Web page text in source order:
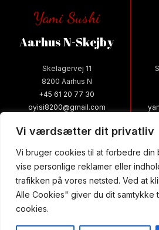
Vi værdsætter dit privatliv
Vi bruger cookies til at forbedre din
vise personlige reklamer eller
trafikken på vores netsted. Ved at
Alle Cookies" giver du dit samtykke
cookies.
Yami Sushi
Aarhus N-Skejby
Skelagervej 11
8200 Aarhus N
+45 61 20 77 30
oyisi8200@gmail.com
Læs mere
YAMI SUSHI @ 2024 |